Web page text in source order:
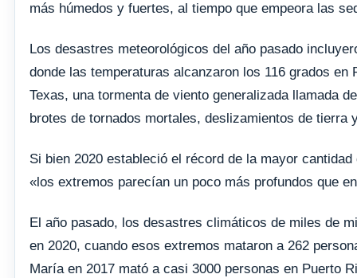
más húmedos y fuertes, al tiempo que empeora las
Los desastres meteorológicos del año pasado
donde las temperaturas alcanzaron los 116 grados
Texas, una tormenta de viento generalizada llamada
brotes de tornados mortales, deslizamientos de
Si bien 2020 estableció el récord de la mayor
«los extremos parecían un poco más profundos que
El año pasado, los desastres climáticos de miles de
en 2020, cuando esos extremos mataron a 262
María en 2017 mató a casi 3000 personas en Puerto